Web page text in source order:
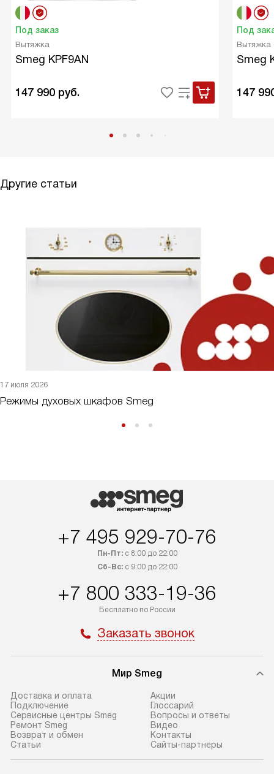
Под заказ
Вытяжка
Smeg KPF9AN
147 990 руб.
Под
Вытяжка
Smeg
147
Другие статьи
17 июля 2026
Режимы духовых шкафов Smeg
+7 495 929-70-76
Пн-Пт:с 8:00 до 22:00
Сб-Вс:с 9:00 до 22:00
+7 800 333-19-36
Бесплатно по России
Заказать звонок
Мир Smeg
Доставка и оплата
Подключение
Сервисные центры Smeg
Ремонт Smeg
Возврат и обмен
Статьи
Акции
Глоссарий
Вопросы и ответы
Видео
Контакты
Сайты-партнеры